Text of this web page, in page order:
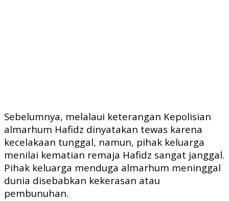
Sebelumnya, melalaui keterangan Kepolisian
almarhum Hafidz dinyatakan tewas karena
kecelakaan tunggal, namun, pihak keluarga
menilai kematian remaja Hafidz sangat janggal.
Pihak keluarga menduga almarhum meninggal
dunia disebabkan kekerasan atau
pembunuhan.